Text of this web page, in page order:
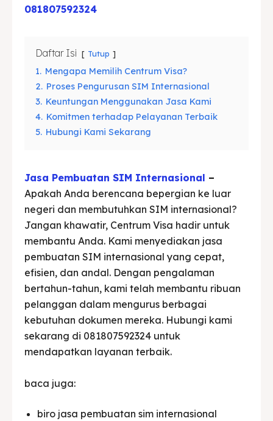
081807592324
Daftar Isi Tutup
1. Mengapa Memilih Centrum Visa?
2. Proses Pengurusan SIM Internasional
3. Keuntungan Menggunakan Jasa Kami
4. Komitmen terhadap Pelayanan Terbaik
5. Hubungi Kami Sekarang
Jasa Pembuatan SIM Internasional –
Apakah Anda berencana bepergian ke luar
negeri dan membutuhkan SIM internasional?
Jangan khawatir, Centrum Visa hadir untuk
membantu Anda. Kami menyediakan jasa
pembuatan SIM internasional yang cepat,
efisien, dan andal. Dengan pengalaman
bertahun-tahun, kami telah membantu ribuan
pelanggan dalam mengurus berbagai
kebutuhan dokumen mereka. Hubungi kami
sekarang di 081807592324 untuk
mendapatkan layanan terbaik.
baca juga:
biro jasa pembuatan sim internasional